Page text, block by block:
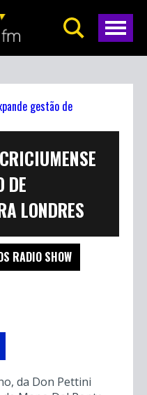
DE
LONDRES
RADIO SHOW
da Don Pettini